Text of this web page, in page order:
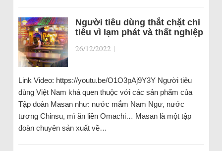
Người tiêu dùng thắt chặt chi
tiêu vì lạm phát và thất nghiệp
26/12/2022 |
Link Video: https://youtu.be/O1O3pAj9Y3Y Người tiêu
dùng Việt Nam khá quen thuộc với các sản phẩm của
Tập đoàn Masan như: nước mắm Nam Ngư, nước
tương Chinsu, mì ăn liền Omachi… Masan là một tập
đoàn chuyên sản xuất về…